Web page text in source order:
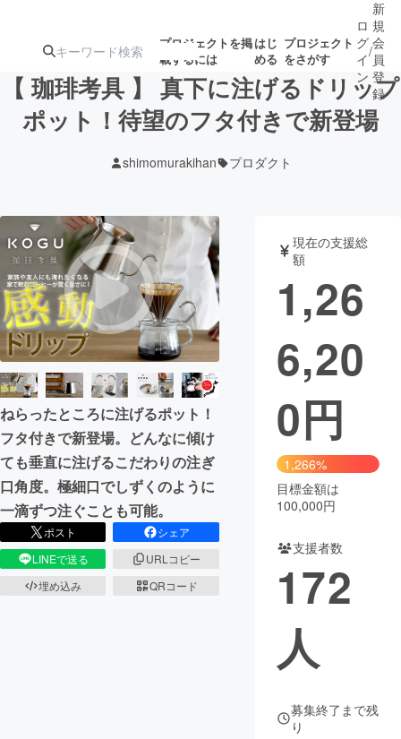
プロジェクトを掲
載するには
はじ
める
プロジェクト
をさがす
ジェクト
募集終了が近いプ
ロジェクト
アート・写真 音楽
テクノロジー・ガジェット ゲーム・サ
映像・映画
ビジネス・起業
まちづくり・地域活性化
CAMPFIRE for Social Good
CAMPFIRE Creation
CAMPFIREふるさと納税
コミュニティ
ロ
グ
イ
ン
/
新
規
会
員
登
録
【 珈琲考具 】 真下に注げるドリップ
ポット！待望のフタ付きで新登場
shimomurakihan プロダクト
ねらったところに注げるポット！
フタ付きで新登場。どんなに傾け
ても垂直に注げるこだわりの注ぎ
口角度。極細口でしずくのように
一滴ずつ注ぐことも可能。
ポスト
シェア
LINEで送る
URLコピー
埋め込み
QRコード
現在の支援総
額
1,26
6,20
0円
1,266%
目標金額は
100,000円
支援者数
172
人
募集終了まで残
り